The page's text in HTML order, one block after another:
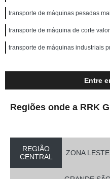
transporte de máquinas pesadas
transporte de máquina de corte
transporte de máquinas industriais
Entre
Regiões onde a RRK
REGIÃO
CENTRAL
ZONA LESTE